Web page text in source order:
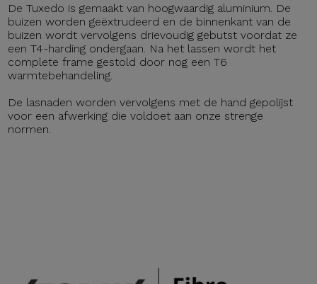
De Tuxedo is gemaakt van hoogwaardig aluminium. De
buizen worden geëxtrudeerd en de binnenkant van de
buizen wordt vervolgens drievoudig gebutst voordat ze
een T4-harding ondergaan. Na het lassen wordt het
complete frame gestold door nog een T6
warmtebehandeling.
De lasnaden worden vervolgens met de hand gepolijst
voor een afwerking die voldoet aan onze strenge
normen.